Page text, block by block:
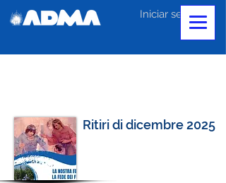
Iniciar sesión
Ritiri di dicembre 2025